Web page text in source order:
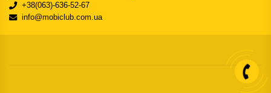
+38(063)-636-52-67
info@mobiclub.com.ua